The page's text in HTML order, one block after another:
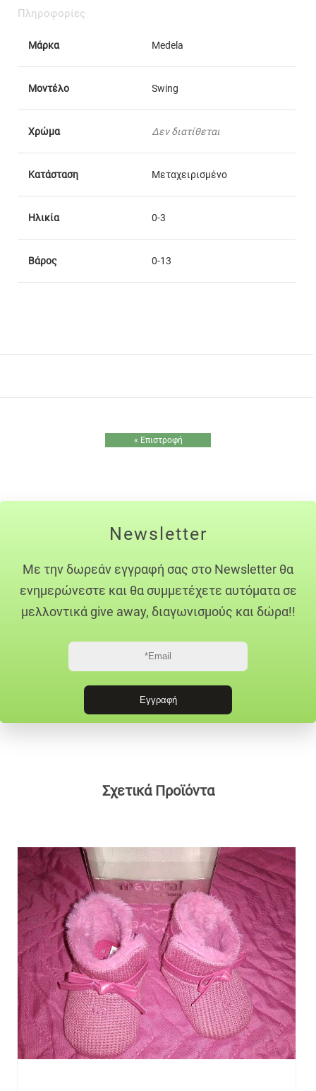
Πληροφορίες
Μάρκα Medela
Μοντέλο Swing
Χρώμα Δεν διατίθεται
Κατάσταση Μεταχειρισμένο
Ηλικία 0-3
Βάρος 0-13
« Επιστροφή
Newsletter
Με την δωρεάν εγγραφή σας στο Newsletter θα
ενημερώνεστε και θα συμμετέχετε αυτόματα σε
μελλοντικά give away, διαγωνισμούς και δώρα!!
Σχετικά Προϊόντα